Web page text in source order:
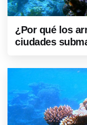
¿Por qué los
ciudades